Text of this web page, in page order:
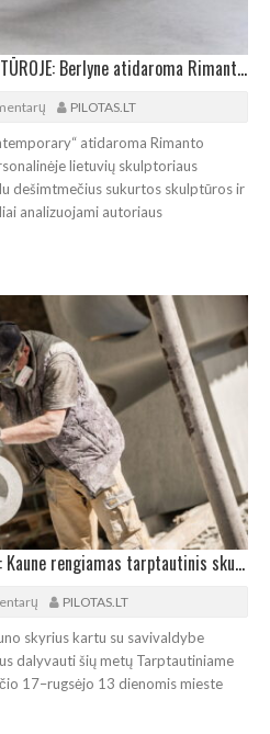
PEREINAMOS BŪSENOS SKULPTŪROJE: Berlyne atidaroma Rimanto Milkinto paroda „Tarpsniai“
PILOTAS.LT
atidaroma Rimanto
lietuvių skulptoriaus
dešimtmečius sukurtos skulptūros ir
analizuojami autoriaus
INTERPRETUOS MODERNIZMĄ: Kaune rengiamas tarptautinis skulptūros simpoziumas
PILOTAS.LT
skyrius kartu su savivaldybe
dalyvauti šių metų Tarptautiniame
17–rugsėjo 13 dienomis mieste